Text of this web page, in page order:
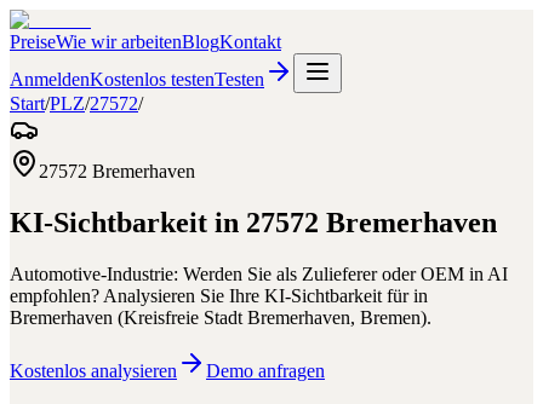
PreiseWie wir arbeitenBlogKontakt
AnmeldenKostenlos testenTesten
Start/PLZ/27572/
27572 Bremerhaven
KI-Sichtbarkeit in 27572 Bremerhaven
Automotive-Industrie: Werden Sie als Zulieferer oder OEM in AI
empfohlen? Analysieren Sie Ihre KI-Sichtbarkeit fürin
Bremerhaven (Kreisfreie Stadt Bremerhaven, Bremen).
Kostenlos analysieren Demo anfragen